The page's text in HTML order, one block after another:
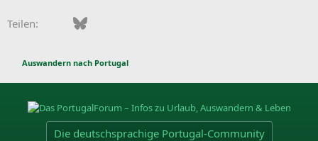
Teilen: FacebookBluesky
Auswandern nach Portugal
Die deutschsprachige Portugal-Community